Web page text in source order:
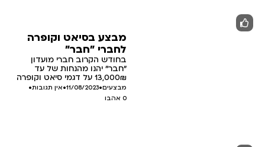
מבצע בסיאט וקופרה
לחברי "חבר"
בחודש הקרוב חברי מועדון
"חבר" יהנו מהנחות של עד
13,000₪ על דגמי סיאט וקופרה
מבצעים•
11/08/2023
•אין תגובות•
0 אהבו